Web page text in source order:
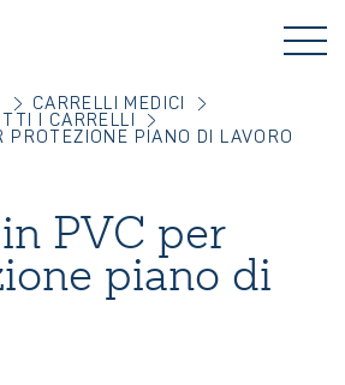
CARRELLI MEDICI
I CARRELLI
PROTEZIONE PIANO DI LAVORO
PVC per
piano di